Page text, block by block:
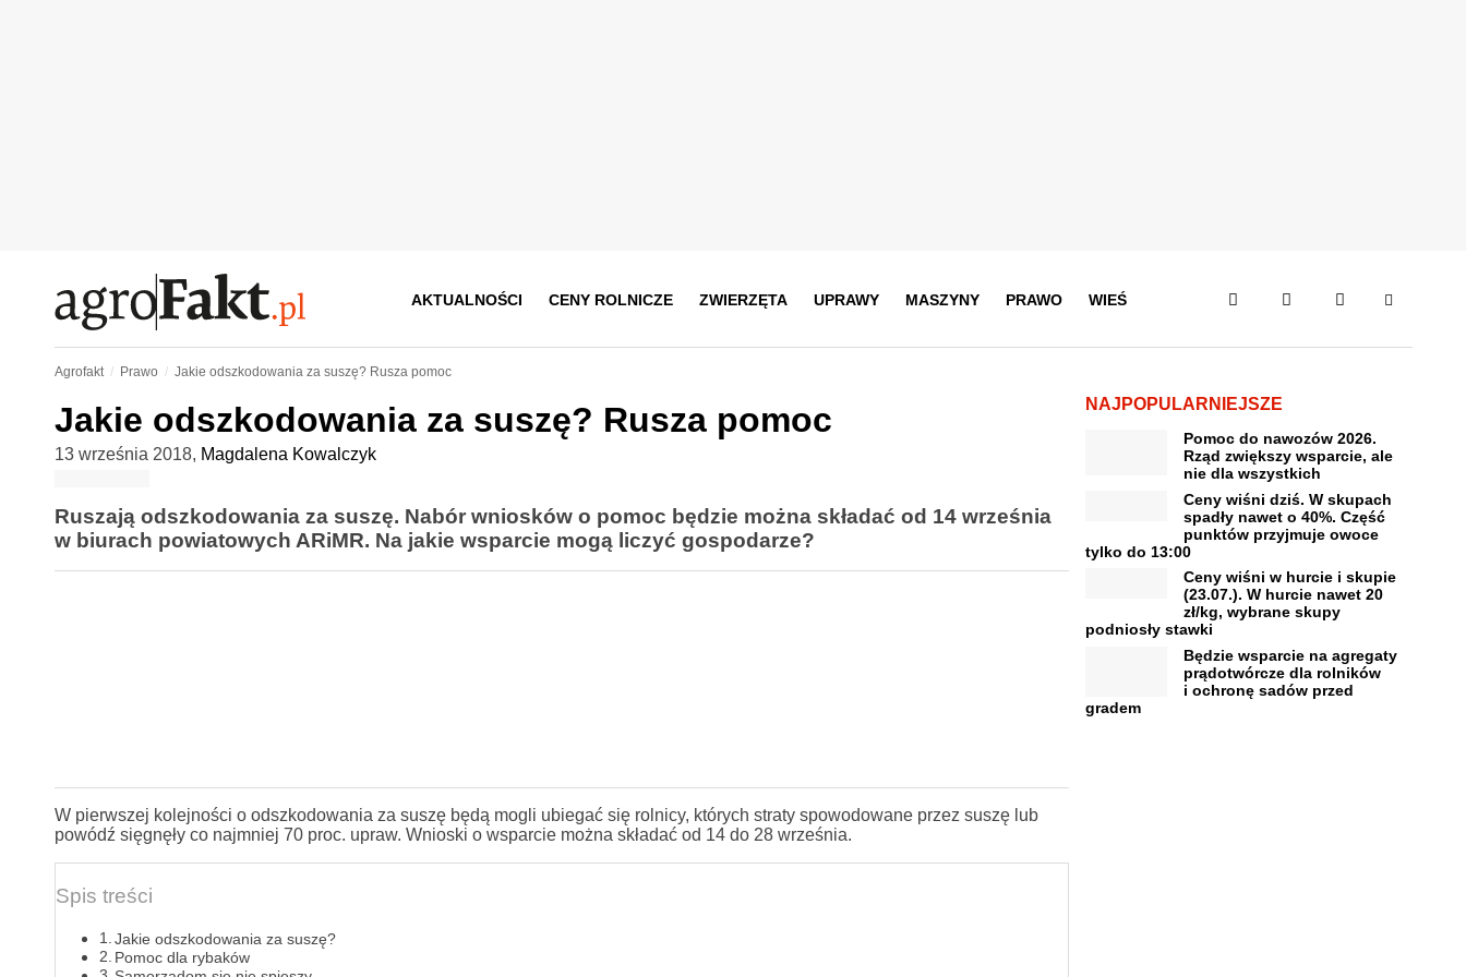
AKTUALNOŚCI CENY ROLNICZE ZWIERZĘTA UPRAWY MASZYNY PRAWO WIEŚ
Agrofakt Prawo Jakie odszkodowania za suszę? Rusza pomoc
Jakie odszkodowania za suszę? Rusza pomoc
13 września 2018, Magdalena Kowalczyk
Ruszają odszkodowania za suszę. Nabór wniosków o pomoc będzie można składać od 14 września
w biurach powiatowych ARiMR. Na jakie wsparcie mogą liczyć gospodarze?
W pierwszej kolejności o odszkodowania za suszę będą mogli ubiegać się rolnicy, których straty spowodowane przez suszę lub
powódź sięgnęły co najmniej 70 proc. upraw. Wnioski o wsparcie można składać od 14 do 28 września.
Spis treści
Jakie odszkodowania za suszę?
Pomoc dla rybaków
NAJPOPULARNIEJSZE
Pomoc do nawozów 2026.
Rząd zwiększy wsparcie, ale
nie dla wszystkich
Ceny wiśni dziś. W skupach
spadły nawet o 40%. Część
punktów przyjmuje owoce
tylko do 13:00
Ceny wiśni w hurcie i skupie
(23.07.). W hurcie nawet 20
zł/kg, wybrane skupy
podniosły stawki
Będzie wsparcie na agregaty
prądotwórcze dla rolników
i ochronę sadów przed
gradem